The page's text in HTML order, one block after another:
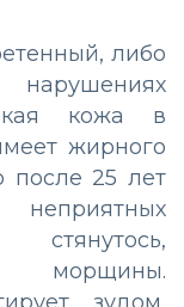
либо
кожа в
жирного
после 25 лет
морщины.